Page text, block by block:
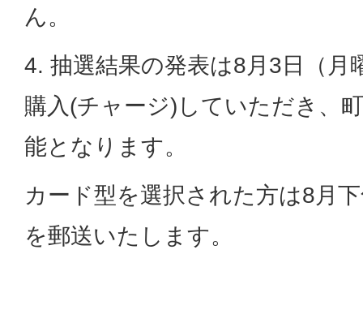
ん。
4. 抽選結果の発表は8月3日（月
購入(チャージ)していただき、
能となります。
カード型を選択された方は8月
を郵送いたします。